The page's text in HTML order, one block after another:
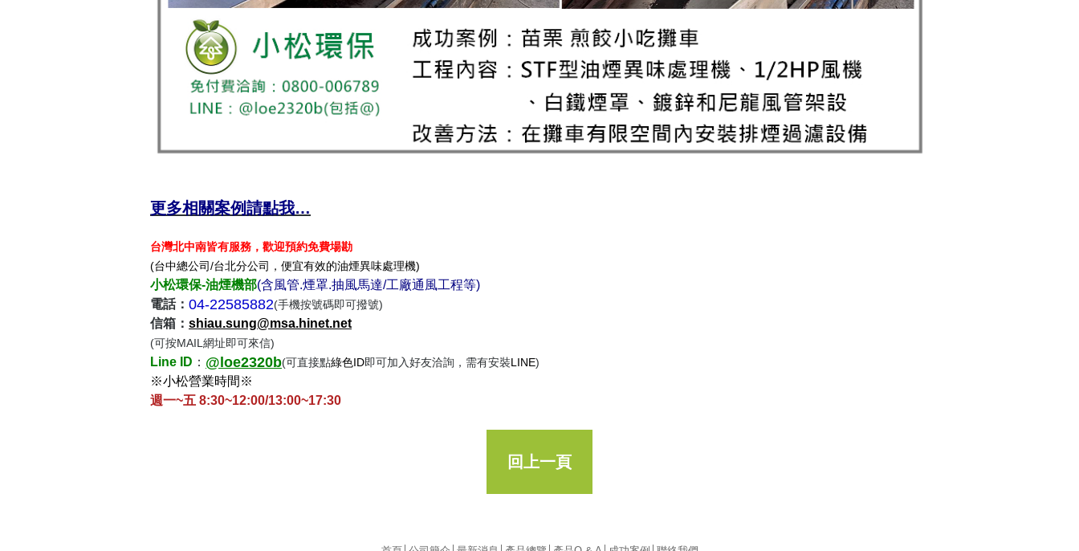
更多相關案例請點我…
台灣北中南皆有服務，歡迎預約免費場勘
(台中總公司/台北分公司，便宜有效的油煙異味處理機)
小松環保-油煙機部(含風管.煙罩.抽風馬達/工廠通風工程等)
電話： 04-22585882(手機按號碼即可撥號)
信箱：​ shiau.sung@msa.hinet.net
(可按MAIL網址即可來信)
Line ID ： @loe2320b(可直接點綠色ID即可加入好友洽詢，需有安裝LINE)
※小松營業時間※
週一~五 8:30~12:00/13:00~17:30
回上一頁